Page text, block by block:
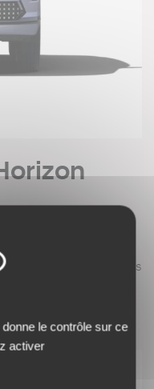
mise en valeur par
Horizon pixelisés. Ces
capot pour imposer
le contrôle sur ce
activer